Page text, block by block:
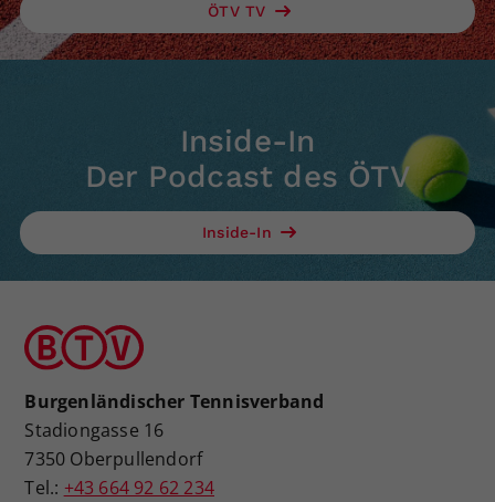
ÖTV TV
Inside-In
Der Podcast des ÖTV
Inside-In
Burgenländischer Tennisverband
Stadiongasse 16
7350 Oberpullendorf
Tel.: +43 664 92 62 234